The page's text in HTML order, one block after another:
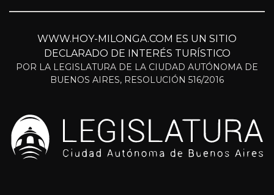
WWW.HOY-MILONGA.COM ES UN SITIO
DECLARADO DE INTERÉS TURÍSTICO
POR LA LEGISLATURA DE LA CIUDAD AUTÓNOMA DE
BUENOS AIRES, RESOLUCIÓN 516/2016